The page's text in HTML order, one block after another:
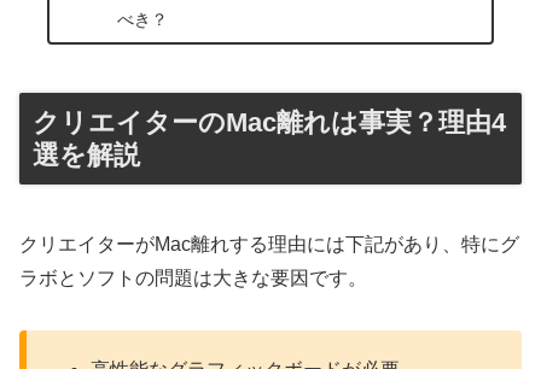
べき？
クリエイターのMac離れは事実？理由4
選を解説
クリエイターがMac離れする理由には下記があり、特にグ
ラボとソフトの問題は大きな要因です。